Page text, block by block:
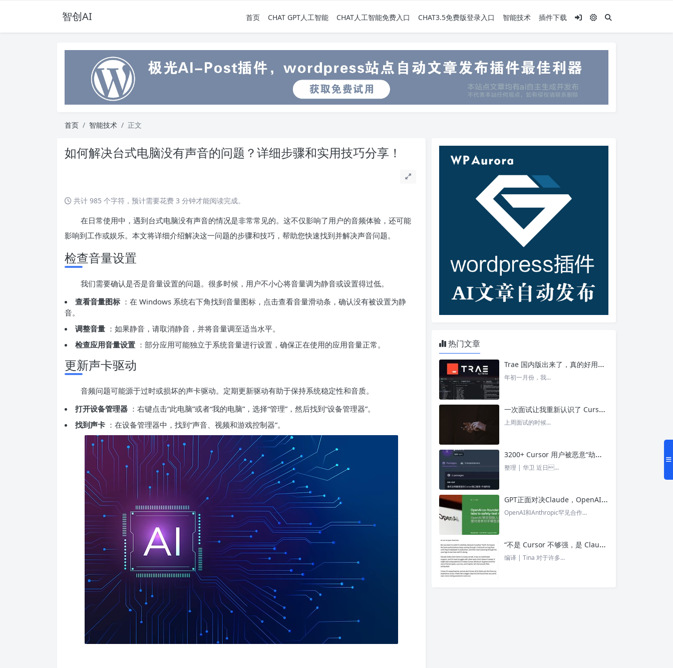
智创AI 首页 CHAT GPT人工智能 CHAT人工智能免费入口 CHAT3.5免费版登录入口 智能技术 插件下载
首页 智能技术 正文
如何解决台式电脑没有声音的问题？详细步骤和实用技巧分享！
共计 985 个字符，预计需要花费 3 分钟才能阅读完成。
在日常使用中，遇到台式电脑没有声音的情况是非常常见的。这不仅影响了用户的音频体验，还可能
影响到工作或娱乐。本文将详细介绍解决这一问题的步骤和技巧，帮助您快速找到并解决声音问题。
检查音量设置
我们需要确认是否是音量设置的问题。很多时候，用户不小心将音量调为静音或设置得过低。
查看音量图标 ：在 Windows 系统右下角找到音量图标，点击查看音量滑动条，确认没有被设置为静
音。
调整音量 ：如果静音，请取消静音，并将音量调至适当水平。
检查应用音量设置 ：部分应用可能独立于系统音量进行设置，确保正在使用的应用音量正常。
更新声卡驱动
音频问题可能源于过时或损坏的声卡驱动。定期更新驱动有助于保持系统稳定性和音质。
打开设备管理器 ：右键点击“此电脑”或者“我的电脑”，选择“管理”，然后找到“设备管理器”。
找到声卡 ：在设备管理器中，找到“声音、视频和游戏控制器”。
热门文章
Trae 国内版出来了，真的好用吗？ – 今日头条
年初一月份，我...
一次面试让我重新认识了 Cursor – 今日头条
上周面试的时候...
3200+ Cursor 用户被恶意“劫持”！贪图“便宜 API”却惨遭收割， AI 开发者们要小心了 – 今日头条
整理 | 华卫 近日...
GPT正面对决Claude，OpenAI竟没全赢，AI安全「极限大测」真相曝光 – 今日头条
OpenAI和Anthropic罕见合作...
“不是 Cursor 不够强，是 Claude Code 太猛了” ！创始人详解Claude Code如何改写编程方式 – 今日头条
编译 | Tina 对于许多...